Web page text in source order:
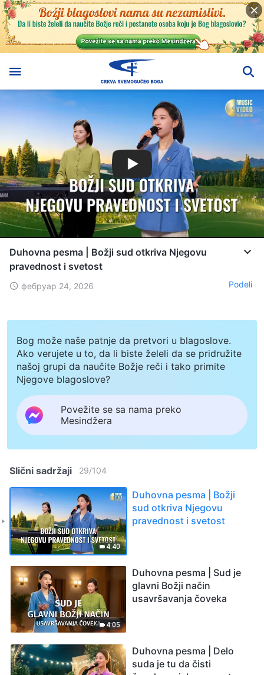
Duhovna pesma | Božji sud otkriva Njegovu
pravednost i svetost
фебруар 24, 2026 Podeli
Bog može naše patnje da pretvori u blagoslove.
Ako verujete u to, da li biste želeli da se pridružite
našoj grupi da naučite Božje reči i tako primite
Njegove blagoslove?
Povežite se sa nama preko
Mesindžera
Slični sadržaji 29/104
4:40
Duhovna pesma | Božji
sud otkriva Njegovu
pravednost i svetost
4:05
Duhovna pesma | Sud je
glavni Božji način
usavršavanja čoveka
Duhovna pesma | Delo
suda je tu da čisti